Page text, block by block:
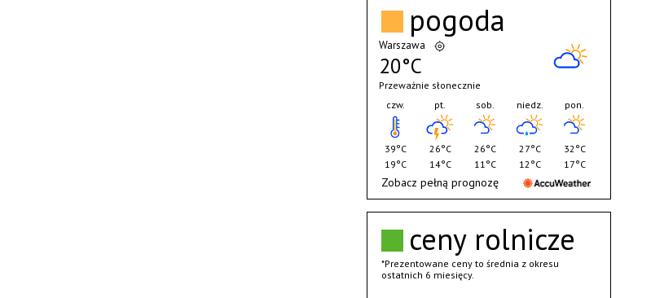
ceny rolnicze
*Prezentowane ceny to średnia z okresu
ostatnich 6 miesięcy.
pogoda
Warszawa
20°C
Przeważnie słonecznie
czw.
39°C
19°C
pt.
26°C
14°C
sob.
26°C
11°C
niedz.
27°C
12°C
pon.
32°C
17°C
Zobacz pełną prognozę